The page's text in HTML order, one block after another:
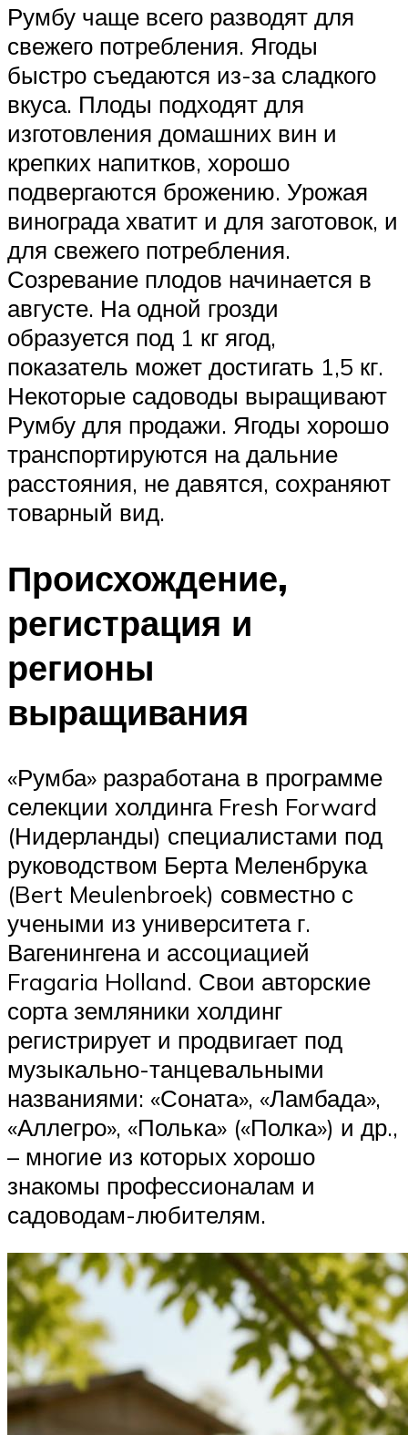
Румбу чаще всего разводят для
свежего потребления. Ягоды
быстро съедаются из-за сладкого
вкуса. Плоды подходят для
изготовления домашних вин и
крепких напитков, хорошо
подвергаются брожению. Урожая
винограда хватит и для заготовок, и
для свежего потребления.
Созревание плодов начинается в
августе. На одной грозди
образуется под 1 кг ягод,
показатель может достигать 1,5 кг.
Некоторые садоводы выращивают
Румбу для продажи. Ягоды хорошо
транспортируются на дальние
расстояния, не давятся, сохраняют
товарный вид.
Происхождение,
регистрация и
регионы
выращивания
«Румба» разработана в программе
селекции холдинга Fresh Forward
(Нидерланды) специалистами под
руководством Берта Меленбрука
(Bert Meulenbroek) совместно с
учеными из университета г.
Вагенингена и ассоциацией
Fragaria Holland. Свои авторские
сорта земляники холдинг
регистрирует и продвигает под
музыкально-танцевальными
названиями: «Соната», «Ламбада»,
«Аллегро», «Полька» («Полка») и др.,
– многие из которых хорошо
знакомы профессионалам и
садоводам-любителям.